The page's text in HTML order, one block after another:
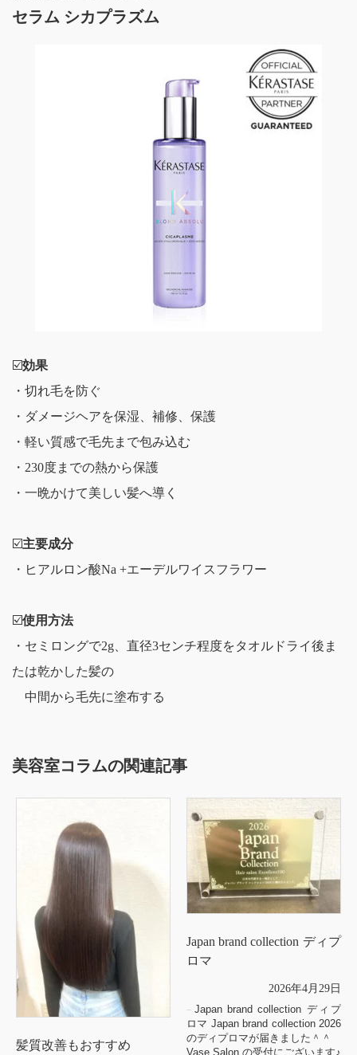
セラム シカプラズム
☑️効果
・切れ毛を防ぐ
・ダメージヘアを保湿、補修、保護
・軽い質感で毛先まで包み込む
・230度までの熱から保護
・一晩かけて美しい髪へ導く
☑️主要成分
・ヒアルロン酸Na +エーデルワイスフラワー
☑️使用方法
・セミロングで2g、直径3センチ程度をタオルドライ後ま
たは乾かした髪の
中間から毛先に塗布する
美容室コラムの関連記事
髪質改善もおすすめ
Japan brand collection ディプ
ロマ
2026年4月29日
Japan brand collection ディプ
ロマ Japan brand collection 2026
のディプロマが届きました＾＾
Vase Salon の受付にございます♪